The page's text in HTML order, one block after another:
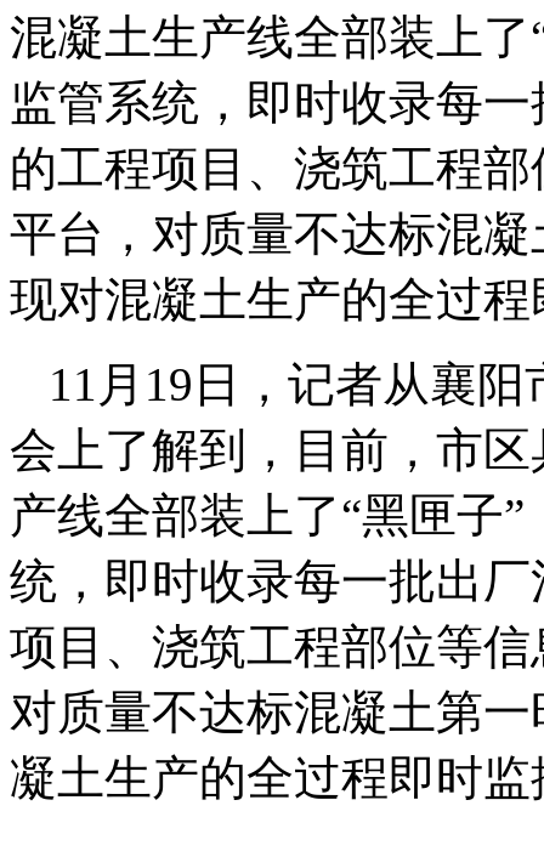
混凝土生产线全部装上
监管系统，即时收录每
的工程项目、浇筑工程
平台，对质量不达标混
现对混凝土生产的全过
11月19日，记者从襄
会上了解到，目前，市
产线全部装上了“黑匣子
统，即时收录每一批出
项目、浇筑工程部位等
对质量不达标混凝土第
凝土生产的全过程即时监